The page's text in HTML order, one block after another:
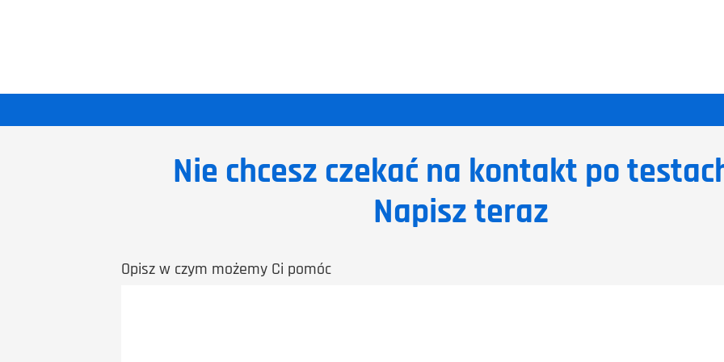
Nie chcesz czekać na kontakt po
Napisz teraz
Opisz w czym możemy Ci pomóc